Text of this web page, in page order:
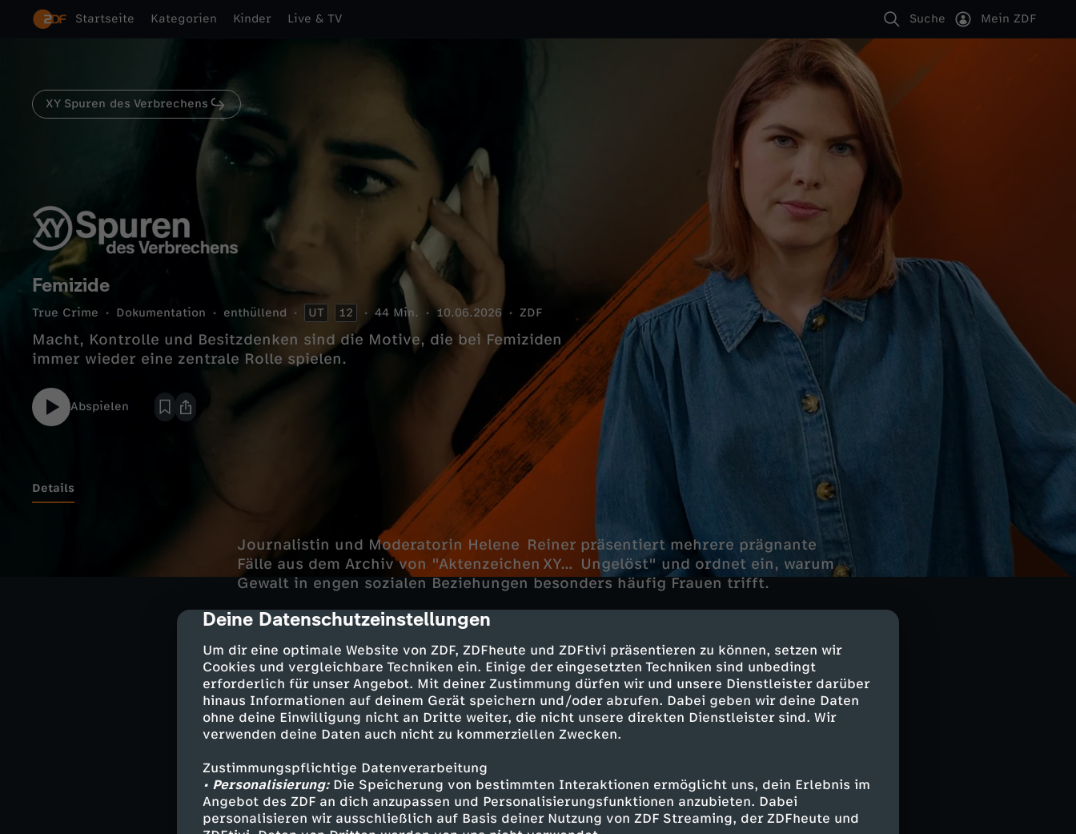
cmp-dialog-description
Deine Datenschutzeinstellungen
Um dir eine optimale Website von ZDF, ZDFheute und ZDFtivi präsentieren zu können, setzen wir
Cookies und vergleichbare Techniken ein. Einige der eingesetzten Techniken sind unbedingt
erforderlich für unser Angebot. Mit deiner Zustimmung dürfen wir und unsere Dienstleister darüber
hinaus Informationen auf deinem Gerät speichern und/oder abrufen. Dabei geben wir deine Daten
ohne deine Einwilligung nicht an Dritte weiter, die nicht unsere direkten Dienstleister sind. Wir
verwenden deine Daten auch nicht zu kommerziellen Zwecken.
Zustimmungspflichtige Datenverarbeitung
• Personalisierung:Die Speicherung von bestimmten Interaktionen ermöglicht uns, dein Erlebnis im
Angebot des ZDF an dich anzupassen und Personalisierungsfunktionen anzubieten. Dabei
personalisieren wir ausschließlich auf Basis deiner Nutzung von ZDF Streaming, der ZDFheute und
Startseite Kategorien Kinder Live & TV Suche Mein ZDF
XY Spuren des Verbrechens
Femizide
True Crime Dokumentation enthüllend UT 12 44 Min. 10.06.2026 ZDF
Macht, Kontrolle und Besitzdenken sind die Motive, die bei Femiziden
immer wieder eine zentrale Rolle spielen.
Abspielen
Details
Journalistin und Moderatorin Helene Reiner präsentiert mehrere prägnante
Fälle aus dem Archiv von "Aktenzeichen XY… Ungelöst" und ordnet ein, warum
Gewalt in engen sozialen Beziehungen besonders häufig Frauen trifft.
Zu den behandelten Fällen gehört unter anderem ein Doppelmord an Mutter
und Tochter, der in den 1970er‑Jahren bundesweit für Entsetzen sorgte,
ebenso wie das Verbrechen an einer Frau, die aus dem verletzten Ehrgefühl
ihres Partners heraus getötet wurde.
Fabian Puchelt vom Landeskriminalamt Bayern erklärt, warum Ermittlungen im
häuslichen Umfeld oft besonders schwierig sind, und zeigt auf, welche
Möglichkeiten die Polizei hat, um gefährdete Frauen zu schützen. Ergänzend
kommt ein Richter zu Wort, der erläutert, warum sich die Rechtsprechung mit
dem Begriff Femizid bis heute schwertut.